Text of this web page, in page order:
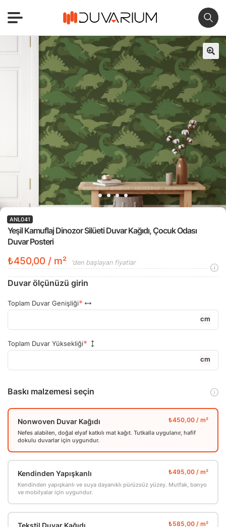
🔍
Yeşil Kamuflaj Dinozor Silüeti Duvar Kağıdı, Çocuk Odası
Duvar Posteri
ANL041
₺450,00 / m² 'den başlayan fiyatlar
Duvar ölçünüzü girin
Toplam Duvar Genişliği
cm
Toplam Duvar Yüksekliği
cm
Baskı malzemesi seçin
Nonwoven Duvar Kağıdı
Nefes alabilen, doğal elyaf katkılı mat kağıt. Tutkalla uygulanır, hafif
dokulu duvarlar için uygundur.
Kendinden Yapışkanlı
Kendinden yapışkanlı ve suya dayanıklı pürüzsüz yüzey. Mutfak, banyo
ve mobilyalar için uygundur.
Tekstil Duvar Kağıdı